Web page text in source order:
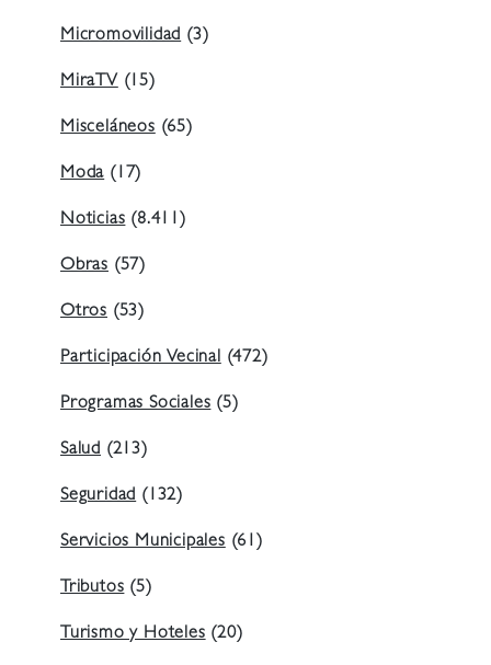
Micromovilidad (3)
MiraTV (15)
Misceláneos (65)
Moda (17)
Noticias (8.411)
Obras (57)
Otros (53)
Participación Vecinal (472)
Programas Sociales (5)
Salud (213)
Seguridad (132)
Servicios Municipales (61)
Tributos (5)
Turismo y Hoteles (20)